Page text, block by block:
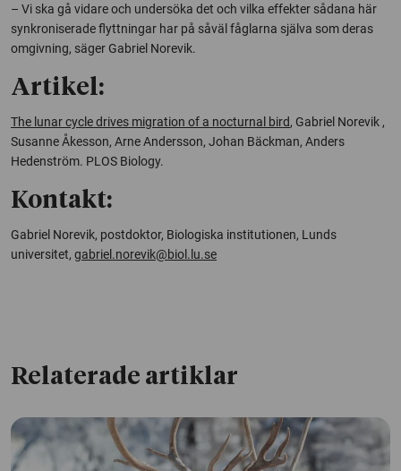
– Vi ska gå vidare och undersöka det och vilka effekter sådana här
synkroniserade flyttningar har på såväl fåglarna själva som deras
omgivning, säger Gabriel Norevik.
Artikel:
The lunar cycle drives migration of a nocturnal bird, Gabriel Norevik ,
Susanne Åkesson, Arne Andersson, Johan Bäckman, Anders
Hedenström. PLOS Biology.
Kontakt:
Gabriel Norevik, postdoktor, Biologiska institutionen, Lunds
universitet, gabriel.norevik@biol.lu.se
Relaterade artiklar